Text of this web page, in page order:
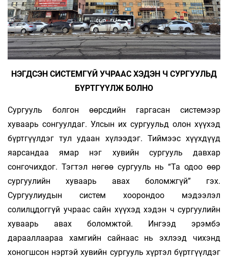
НЭГДСЭН СИСТЕМГҮЙ УЧРААС ХЭДЭН Ч СУРГУУЛЬД
БҮРТГҮҮЛЖ БОЛНО
Сургууль болгон өөрсдийн гаргасан системээр
хуваарь сонгуулдаг. Улсын их сургуульд олон хүүхэд
бүртгүүлдэг тул удаан хүлээдэг. Тиймээс хүүхдүүд
яарсандаа ямар нэг хувийн сургууль давхар
сонгочихдог. Тэгтэл нөгөө сургууль нь “Та одоо өөр
сургуулийн хуваарь авах боломжгүй” гэх.
Сургуулиудын систем хоорондоо мэдээлэл
солилцдоггүй учраас сайн хүүхэд хэдэн ч сургуулийн
хуваарь авах боломжтой. Ингээд эрэмбэ
дарааллаараа хамгийн сайнаас нь эхлээд чихэнд
хоногшсон нэртэй хувийн сургууль хүртэл бүртгүүлдэг